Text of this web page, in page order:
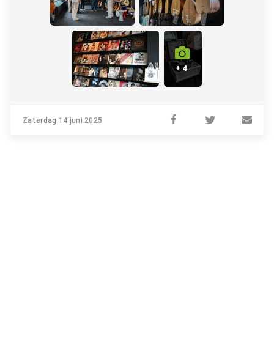
+ 4
Zaterdag 14 juni 2025